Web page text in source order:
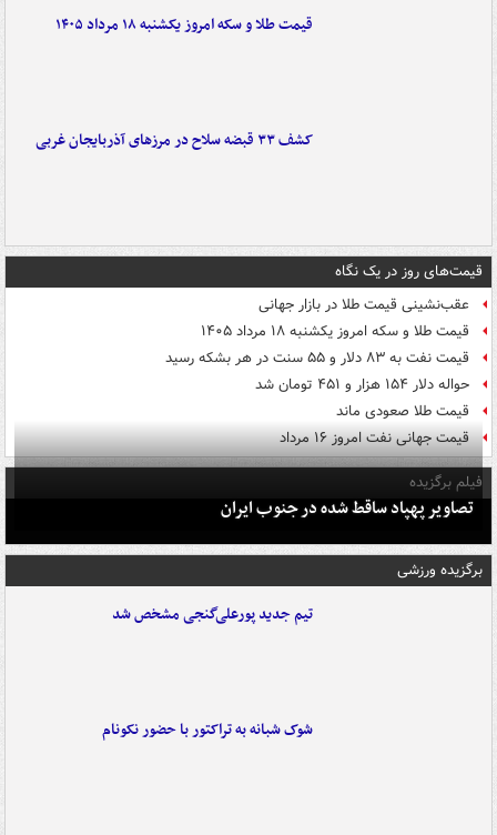
قیمت طلا و سکه امروز یکشنبه ۱۸ مرداد ۱۴۰۵
کشف ۳۳ قبضه سلاح در مرزهای آذربایجان غربی
قیمت‌های روز در یک نگاه
عقب‌نشینی قیمت طلا در بازار جهانی
قیمت طلا و سکه امروز یکشنبه ۱۸ مرداد ۱۴۰۵
قیمت نفت به ۸۳ دلار و ۵۵ سنت در هر بشکه رسید
حواله دلار ۱۵۴ هزار و ۴۵۱ تومان شد
قیمت طلا صعودی ماند
قیمت جهانی نفت امروز ۱۶ مرداد
فیلم برگزیده
تصاویر پهپاد ساقط شده در جنوب ایران
برگزیده ورزشی
تیم جدید پورعلی‌گنجی مشخص شد
شوک شبانه به تراکتور با حضور نکونام